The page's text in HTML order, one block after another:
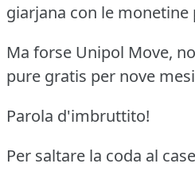
giarjana con le monetine
Ma forse Unipol Move,
pure gratis per nove
Parola d'imbruttito!
Per saltare la coda al